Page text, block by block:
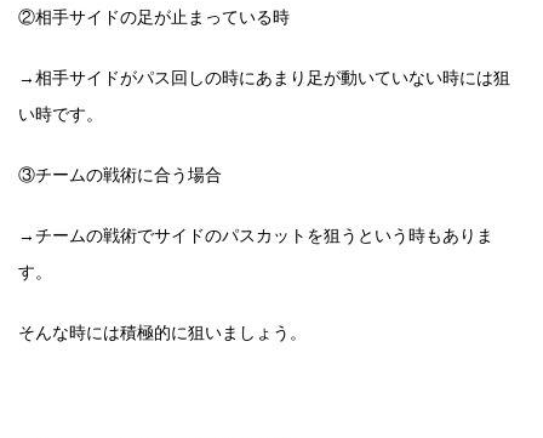
②相手サイドの足が止まっている時
→相手サイドがパス回しの時にあまり足が動いていない時には狙
い時です。
③チームの戦術に合う場合
→チームの戦術でサイドのパスカットを狙うという時もありま
す。
そんな時には積極的に狙いましょう。